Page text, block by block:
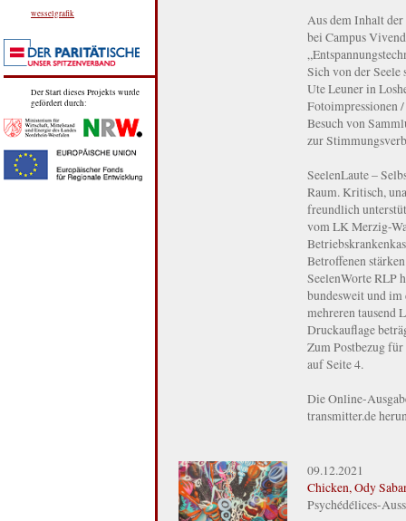
wesselgrafik
Der Start dieses Projekts wurde
gefördert durch:
Aus dem Inhalt
bei Campus
Sich von der
Ute Leuner in
Fotoimpressionen
Besuch von
zur
SeelenLaute –
Raum. Kritisch,
freundlich
vom LK Merzig-
Betroffenen
SeelenWorte RLP
bundesweit und im
mehreren tausend
Druckauflage
Zum Postbezug
auf Seite 4.
Die Online-
transmitter.de
09.12.2021
Chicken, Ody
Psychédélices-